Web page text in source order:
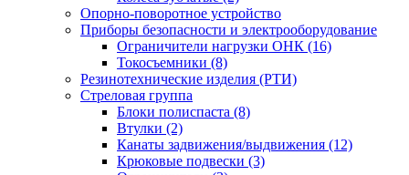
Опорно-поворотное устройство
Приборы безопасности и электрооборудование
Ограничители нагрузки ОНК (16)
Токосъемники (8)
Резинотехнические изделия (РТИ)
Стреловая группа
Блоки полиспаста (8)
Втулки (2)
Канаты задвижения/выдвижения (12)
Крюковые подвески (3)